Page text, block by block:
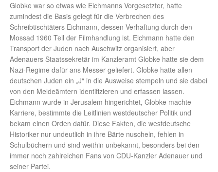
Globke war so etwas wie Eichmanns Vorgesetzter, hatte
zumindest die Basis gelegt für die Verbrechen des
Schreibtischtäters Eichmann, dessen Verhaftung durch den
Mossad 1960 Teil der Filmhandlung ist. Eichmann hatte den
Transport der Juden nach Auschwitz organisiert, aber
Adenauers Staatssekretär im Kanzleramt Globke hatte sie dem
Nazi-Regime dafür ans Messer geliefert. Globke hatte allen
deutschen Juden ein „J“ in die Ausweise stempeln und sie dabei
von den Meldeämtern identifizieren und erfassen lassen.
Eichmann wurde in Jerusalem hingerichtet, Globke machte
Karriere, bestimmte die Leitlinien westdeutscher Politik und
bekam einen Orden dafür. Diese Fakten, die westdeutsche
Historiker nur undeutlich in ihre Bärte nuscheln, fehlen in
Schulbüchern und sind weithin unbekannt, besonders bei den
immer noch zahlreichen Fans von CDU-Kanzler Adenauer und
seiner Partei.